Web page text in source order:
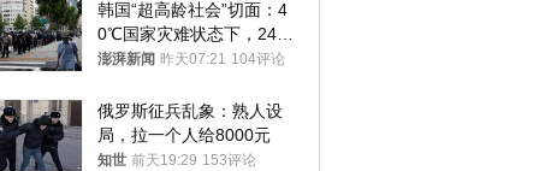
韩国“超高龄社会”切面：4
0℃国家灾难状态下，2400
名首尔老人还在巷子里收废
澎湃新闻 昨天07:21 104评论
俄罗斯征兵乱象：熟人设
局，拉一个人给8000元
知世 前天19:29 153评论